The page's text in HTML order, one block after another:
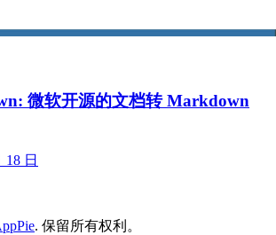
微软开源的文档转 Markdown
18 日
. 保留所有权利。